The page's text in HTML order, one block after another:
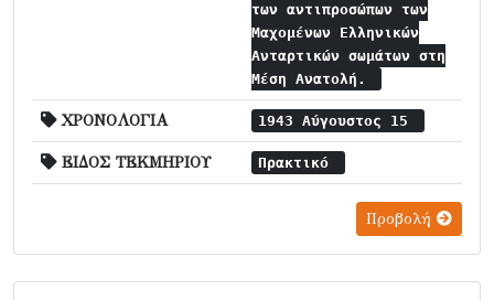
των αντιπροσώπων των
Μαχομένων Ελληνικών
Ανταρτικών σωμάτων στη
Μέση Ανατολή.
ΧΡΟΝΟΛΟΓΙΑ 1943 Αύγουστος 15
ΕΙΔΟΣ ΤΕΚΜΗΡΙΟΥ Πρακτικό
Προβολή